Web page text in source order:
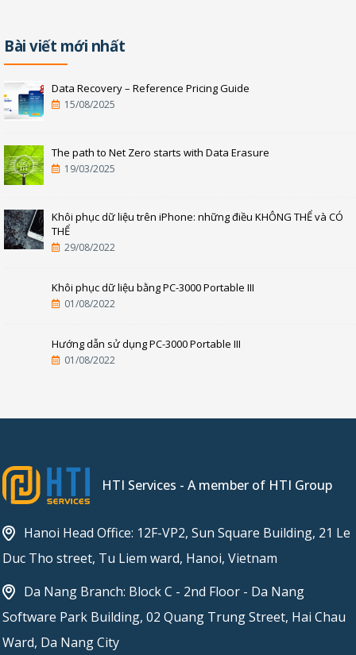
Bài viết mới nhất
Data Recovery – Reference Pricing Guide
15/08/2025
The path to Net Zero starts with Data Erasure
19/03/2025
Khôi phục dữ liệu trên iPhone: những điều KHÔNG THỂ và CÓ
THỂ
29/08/2022
Khôi phục dữ liệu bằng PC-3000 Portable III
01/08/2022
Hướng dẫn sử dụng PC-3000 Portable III
01/08/2022
HTI Services - A member of HTI Group
Hanoi Head Office: 12F-VP2, Sun Square Building, 21 Le
Duc Tho street, Tu Liem ward, Hanoi, Vietnam
Da Nang Branch: Block C - 2nd Floor - Da Nang
Software Park Building, 02 Quang Trung Street, Hai Chau
Ward, Da Nang City